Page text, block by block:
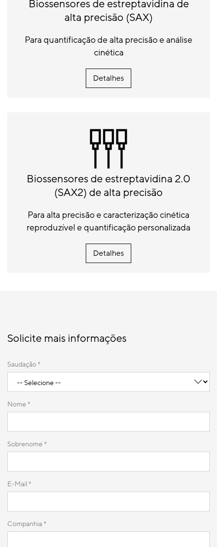
Biossensores de estreptavidina de
alta precisão (SAX)
Para quantificação de alta precisão e análise
cinética
Detalhes
Biossensores de estreptavidina 2.0
(SAX2) de alta precisão
Para alta precisão e caracterização cinética
reproduzível e quantificação personalizada
Detalhes
Solicite mais informações
Saudação *
Nome *
Sobrenome *
E-Mail *
Companhia *